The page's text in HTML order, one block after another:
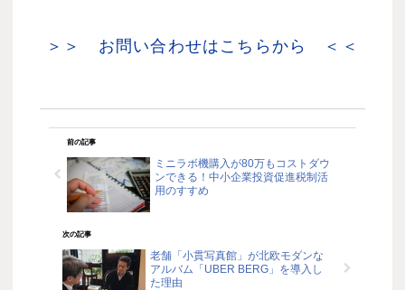
＞＞ お問い合わせはこちらから ＜＜
前の記事
ミニラボ機購入が80万もコストダウ
ンできる！中小企業投資促進税制活
用のすすめ
次の記事
老舗「小貫写真館」が北欧モダンな
アルバム「UBER BERG」を導入し
た理由